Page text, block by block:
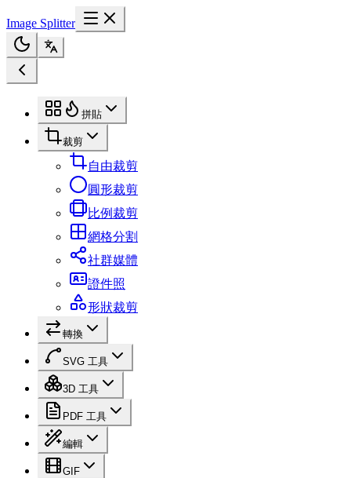
Image Splitter
拼貼
裁剪
自由裁剪
圓形裁剪
比例裁剪
網格分割
社群媒體
證件照
形狀裁剪
轉換
SVG 工具
3D 工具
PDF 工具
編輯
GIF